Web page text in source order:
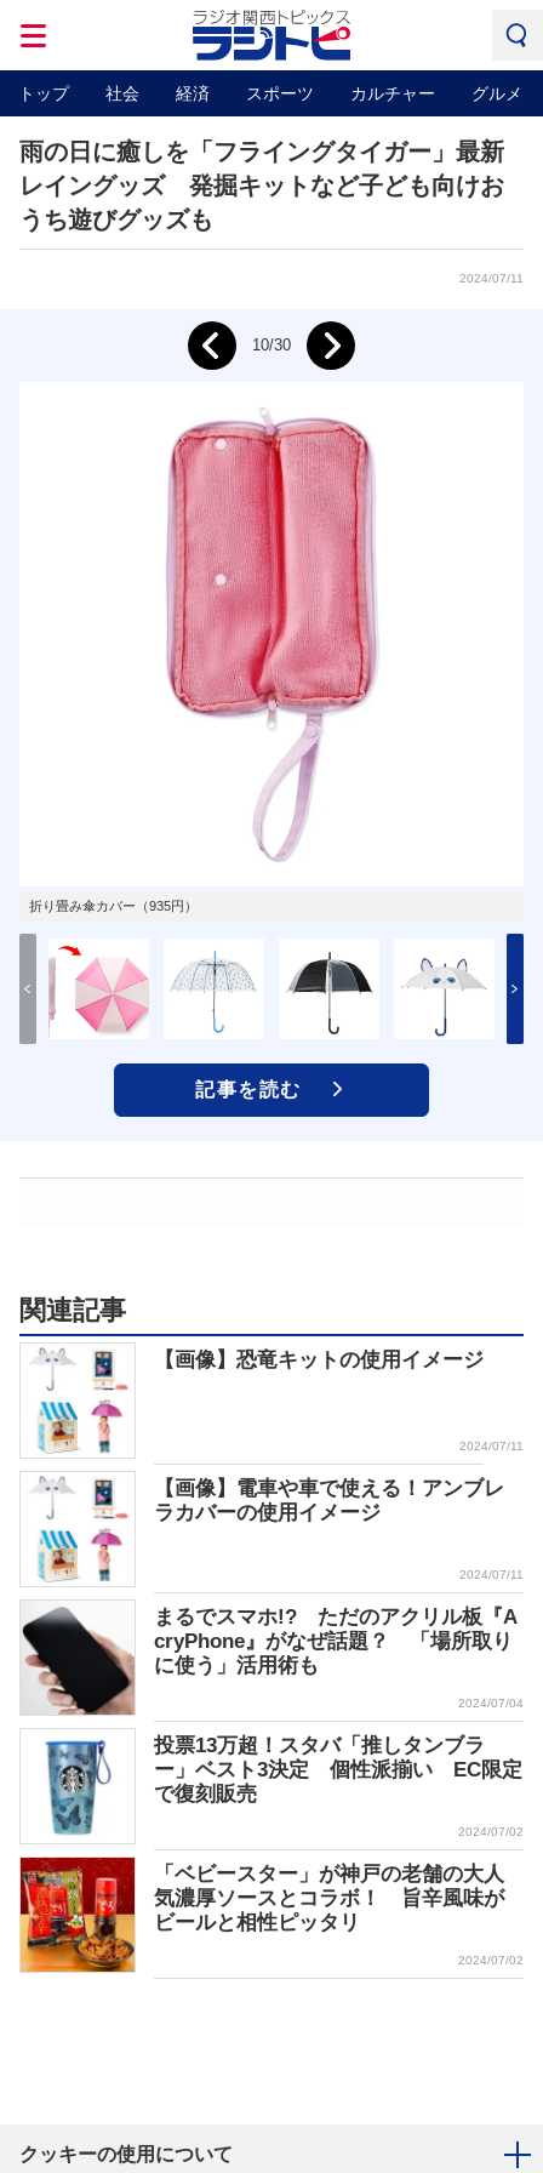
トップ 社会 経済 スポーツ カルチャー グルメ
雨の日に癒しを「フライングタイガー」最新
レイングッズ 発掘キットなど子ども向けお
うち遊びグッズも
2024/07/11
折り畳み傘カバー（935円）
Prev 10/30 Next
記事を読む
関連記事
【画像】恐竜キットの使用イメージ
2024/07/11
【画像】電車や車で使える！アンブレ
ラカバーの使用イメージ
2024/07/11
まるでスマホ!? ただのアクリル板『A
cryPhone』がなぜ話題？ 「場所取り
に使う」活用術も
2024/07/04
投票13万超！スタバ「推しタンブラ
ー」ベスト3決定 個性派揃い EC限定
で復刻販売
2024/07/02
「ベビースター」が神戸の老舗の大人
気濃厚ソースとコラボ！ 旨辛風味が
ビールと相性ピッタリ
2024/07/02
クッキーの使用について